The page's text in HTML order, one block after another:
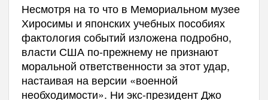
Несмотря на то что в Мемориальном музее
Хиросимы и японских учебных пособиях
фактология событий изложена подробно,
власти США по-прежнему не признают
моральной ответственности за этот удар,
настаивая на версии «военной
необходимости». Ни экс-президент Джо